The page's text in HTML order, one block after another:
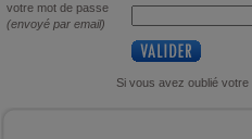
votre mot de passe
(envoyé par email)
Si vous avez oublié votre